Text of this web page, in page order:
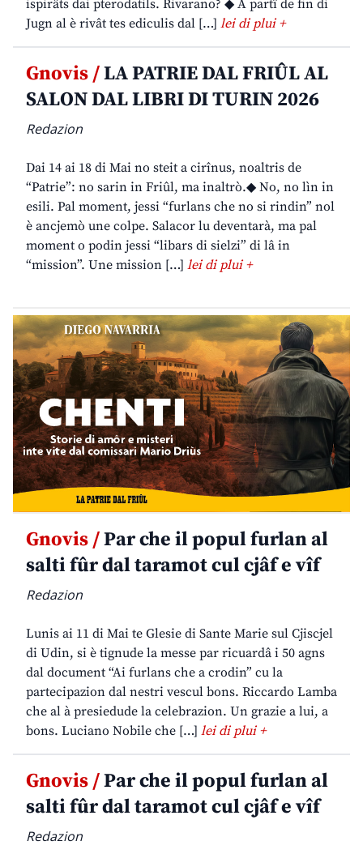
ispirâts dai pterodatils. Rivarano? ◆ A partî de fin di
Jugn al è rivât tes ediculis dal […] lei di plui +
Gnovis /LA PATRIE DAL FRIÛL AL
SALON DAL LIBRI DI TURIN 2026
Redazion
Dai 14 ai 18 di Mai no steit a cirînus, noaltris de
“Patrie”: no sarin in Friûl, ma inaltrò.◆ No, no lìn in
esili. Pal moment, jessi “furlans che no si rindin” nol
è ancjemò une colpe. Salacor lu deventarà, ma pal
moment o podin jessi “libars di sielzi” di lâ in
“mission”. Une mission […] lei di plui +
Gnovis /Par che il popul furlan al
salti fûr dal taramot cul cjâf e vîf
Redazion
Lunis ai 11 di Mai te Glesie di Sante Marie sul Cjiscjel
di Udin, si è tignude la messe par ricuardâ i 50 agns
dal document “Ai furlans che a crodin” cu la
partecipazion dal nestri vescul bons. Riccardo Lamba
che al à presiedude la celebrazion. Un grazie a lui, a
bons. Luciano Nobile che […] lei di plui +
Gnovis /Par che il popul furlan al
salti fûr dal taramot cul cjâf e vîf
Redazion